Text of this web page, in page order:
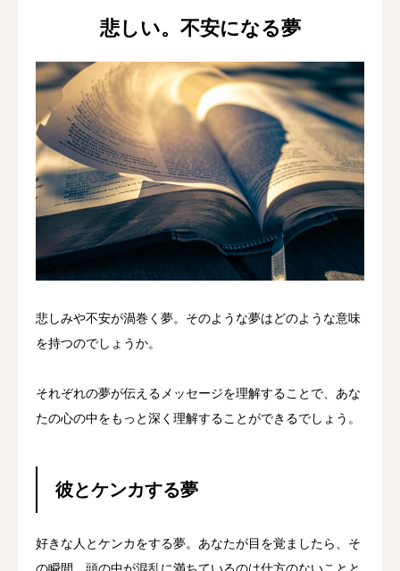
悲しい。不安になる夢
悲しみや不安が渦巻く夢。そのような夢はどのような意味
を持つのでしょうか。
それぞれの夢が伝えるメッセージを理解することで、あな
たの心の中をもっと深く理解することができるでしょう。
彼とケンカする夢
好きな人とケンカをする夢。あなたが目を覚ましたら、そ